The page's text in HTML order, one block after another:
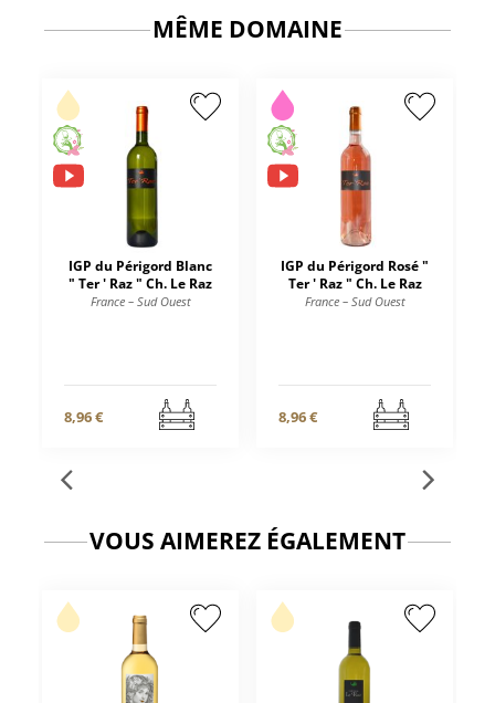
MÊME DOMAINE
IGP du Périgord Blanc
" Ter ' Raz " Ch. Le Raz
France – Sud Ouest
8,96 €
IGP du Périgord Rosé "
Ter ' Raz " Ch. Le Raz
France – Sud Ouest
8,96 €
VOUS AIMEREZ ÉGALEMENT